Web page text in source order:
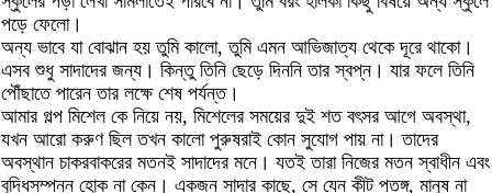
পড়ে ফেলো।
অন্য ভাবে যা বোঝান হয় তুমি কালো, তুমি এমন আভিজাত্য থেকে দূরে থাকো।
এসব শুধু সাদাদের জন্য। কিন্তু তিনি ছেড়ে দিননি তার স্বপ্ন। যার ফলে তিনি
পৌঁছাতে পারেন তার লক্ষে শেষ পর্যন্ত।
আমার গল্প মিশেল কে নিয়ে নয়, মিশেলের সময়ের দুই শত বৎসর আগে অবস্থা,
যখন আরো করুণ ছিল তখন কালো পুরুষরাই কোন সুযোগ পায় না। তাদের
অবস্থান চাকরবাকরের মতনই সাদাদের মনে। যতই তারা নিজের মতন স্বাধীন এবং
বুদ্ধিসম্পন্ন হোক না কেন। একজন সাদার কাছে, সে যেন কীট পতঙ্গ, মানুষ না